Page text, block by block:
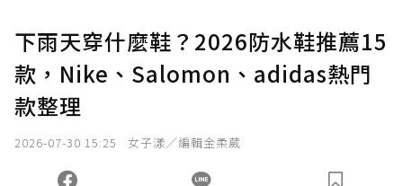
下雨天穿什麼鞋？2026防水鞋推薦15
款，Nike、Salomon、adidas熱門
款整理
2026-07-30 15:25 女子漾／編輯金柔葳